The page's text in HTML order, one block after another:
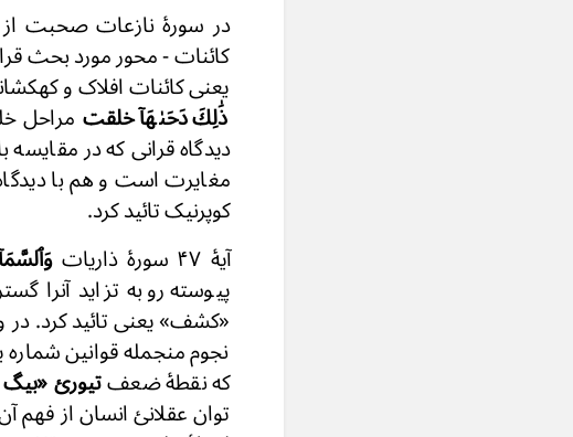
در سورهٔ نازعات صحبت
کائنات - محور مورد بحث
یعنی کائنات افلاک و
ذَٰلِكَ دَحَىٰهَآ خلقتمراحل
دیدگاه قرانی که در
مغایرت است و هم با
کوپرنیک تائید کرد.
آیهٔ ۴۷ سورهٔ ذاریات
پیوسته رو به تزاید
«کشف» یعنی تائید کرد. در
نجوم منجمله قوانین
که نقطهٔ ضعفتیورئ
توان عقلانئ انسان از